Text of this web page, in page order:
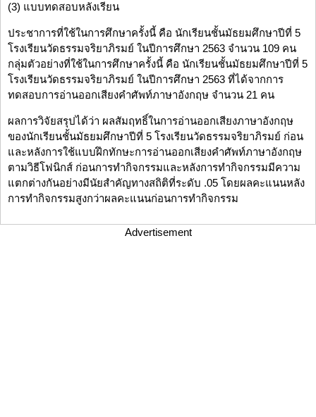
(3) แบบทดสอบหลังเรียน
ประชาการที่ใช้ในการศึกษาครั้งนี้ คือ นักเรียนชั้นมัธยมศึกษาปีที่ 5
โรงเรียนวัดธรรมจริยาภิรมย์ ในปีการศึกษา 2563 จำนวน 109 คน
กลุ่มตัวอย่างที่ใช้ในการศึกษาครั้งนี้ คือ นักเรียนชั้นมัธยมศึกษาปีที่ 5
โรงเรียนวัดธรรมจริยาภิรมย์ ในปีการศึกษา 2563 ที่ได้จากการ
ทดสอบการอ่านออกเสียงคำศัพท์ภาษาอังกฤษ จำนวน 21 คน
ผลการวิจัยสรุปได้ว่า ผลสัมฤทธิ์ในการอ่านออกเสียงภาษาอังกฤษ
ของนักเรียนชั้นมัธยมศึกษาปีที่ 5 โรงเรียนวัดธรรมจริยาภิรมย์ ก่อน
และหลังการใช้แบบฝึกทักษะการอ่านออกเสียงคำศัพท์ภาษาอังกฤษ
ตามวิธีโฟนิกส์ ก่อนการทำกิจกรรมและหลังการทำกิจกรรมมีความ
แตกต่างกันอย่างมีนัยสำคัญทางสถิติที่ระดับ .05 โดยผลคะแนนหลัง
การทำกิจกรรมสูงกว่าผลคะแนนก่อนการทำกิจกรรม
Advertisement